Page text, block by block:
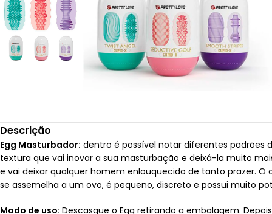
Descrição
Egg Masturbador: dentro é possível notar diferentes padrões
textura que vai inovar a sua masturbação e deixá-la muito
e vai deixar qualquer homem enlouquecido de tanto prazer.
se assemelha a um ovo, é pequeno, discreto e possui muito
Modo de uso: Descasque o Egg retirando a embalagem.